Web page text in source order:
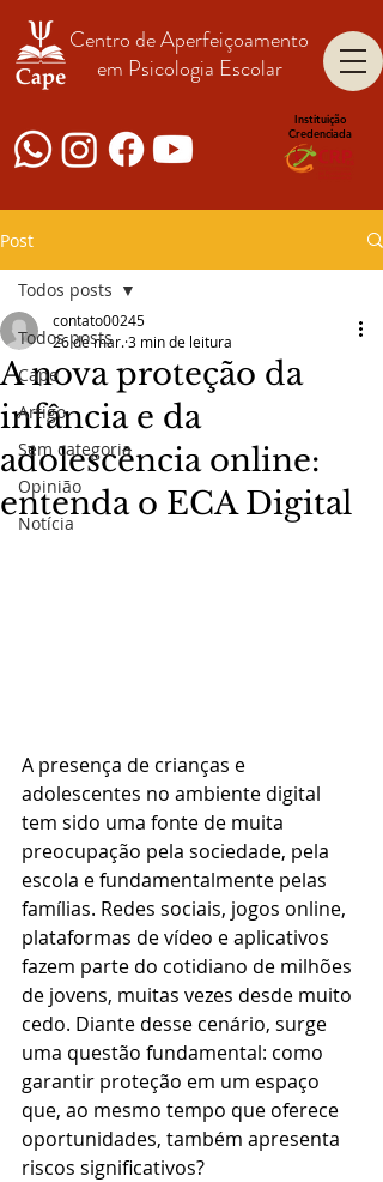
Centro de Aperfeiçoamento
em Psicologia Escolar
Instituição
Credenciada
Post
Todos posts
Cape
Artigo
Sem categoria
Opinião
Notícia
Todos posts
A nova proteção da
infância e da
adolescência online:
entenda o ECA Digital
contato00245
26 de mar.3 min de leitura
A presença de crianças e
adolescentes no ambiente digital
tem sido uma fonte de muita
preocupação pela sociedade, pela
escola e fundamentalmente pelas
famílias. Redes sociais, jogos online,
plataformas de vídeo e aplicativos
fazem parte do cotidiano de milhões
de jovens, muitas vezes desde muito
cedo. Diante desse cenário, surge
uma questão fundamental: como
garantir proteção em um espaço
que, ao mesmo tempo que oferece
oportunidades, também apresenta
riscos significativos?